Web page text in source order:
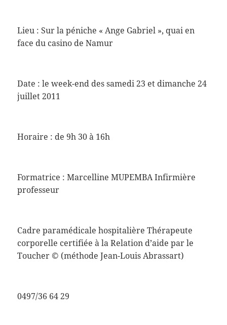
Lieu : Sur la péniche « Ange Gabriel », quai en
face du casino de Namur
Date : le week-end des samedi 23 et dimanche 24
juillet 2011
Horaire : de 9h 30 à 16h
Formatrice : Marcelline MUPEMBA Infirmière
professeur
Cadre paramédicale hospitalière Thérapeute
corporelle certifiée à la Relation d’aide par le
Toucher © (méthode Jean-Louis Abrassart)
0497/36 64 29